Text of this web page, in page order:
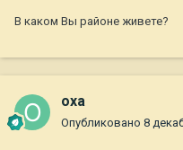
В каком Вы районе живете?
oxa
Опубликовано 8